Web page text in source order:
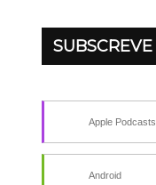
SUBSCREVE
Apple Podcasts
Android